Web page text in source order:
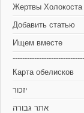
Жертвы Холокоста
Добавить статью
Ищем вместе
------------------------------
Карта обелисков
יזכור
אתר גבורה